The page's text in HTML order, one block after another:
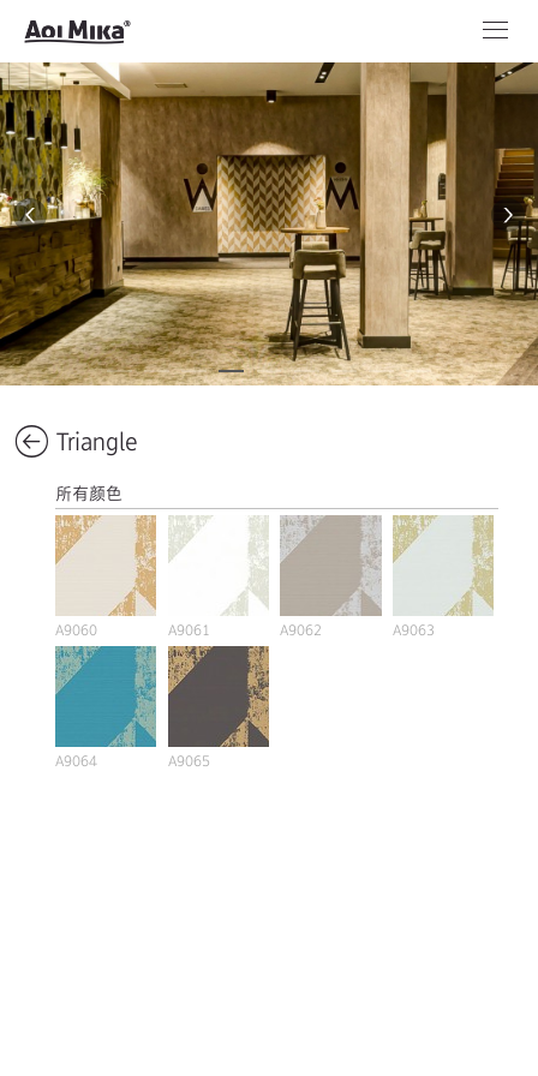
Triangle
所有颜色
A9060 A9061 A9062 A9063
A9064 A9065